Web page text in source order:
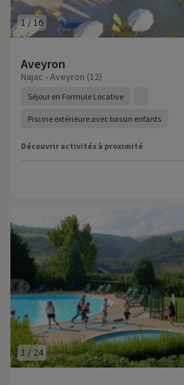
1/16
Aveyron
Najac - Aveyron (12)
Séjour en Formule Locative
Piscine extérieure avec bassin enfants
Découvrir activités à proximité
1 / 24